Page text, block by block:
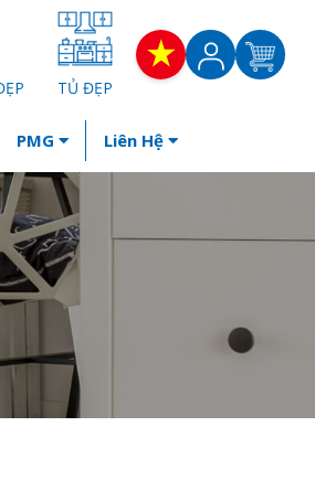
TỦ ĐẸP
PMG Liên Hệ